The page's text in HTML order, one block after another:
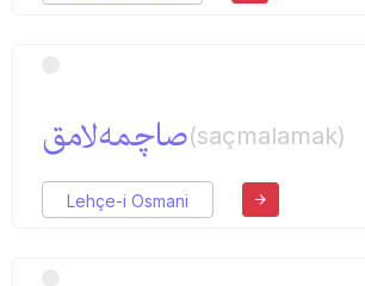
صاچمه‌لامق(saçmalamak)
Lehçe-i Osmani